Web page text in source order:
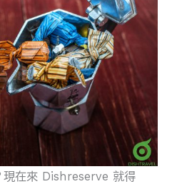
現在來 Dishreserve 就得